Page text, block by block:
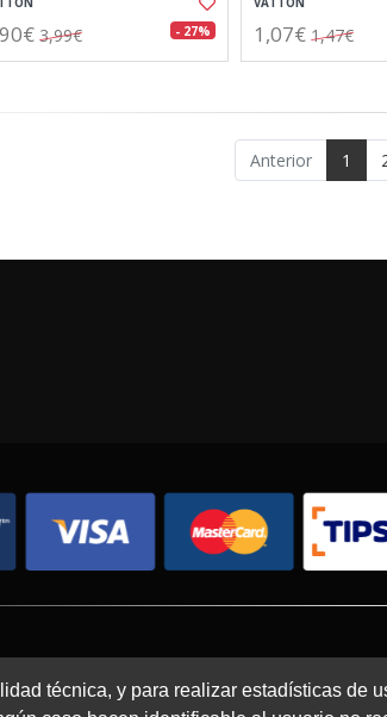
técnica, y para realizar estadísticas de
3,99€ - 27% 1,07€ 1,47€
Anterior 1